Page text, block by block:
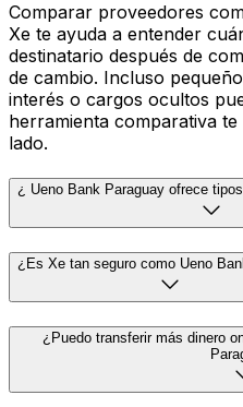
Comparar proveedores
Xe te ayuda a entender
destinatario después de
de cambio. Incluso
interés o cargos ocultos
herramienta comparativa
lado.
¿ Ueno Bank Paraguay ofrece
¿Es Xe tan seguro como Ueno
¿Puedo transferir más dinero